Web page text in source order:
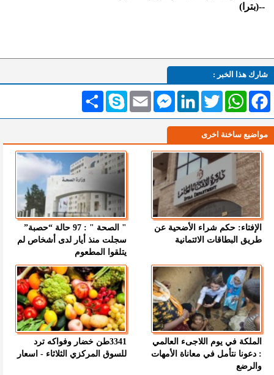
--(بترا)
شارك هذا الخبر :
انشر Skype Email
MessengerLinkedInTwitterWhatsAppFacebook
مواضيع ساخنة اخرى
الإفتاء: حكم شراء الأضحية عن
طريق البطاقات الائتمانية
" الصحة " : 97 حالة “حصبة”
سجلت منذ أيار لدى أشخاص لم
يتلقوا المطعوم
الملكة في يوم اللاجىء العالمي
: دعونا نتأمل في معاناة الأمهات
والرضع
3341طن خضار وفواكه ترد
للسوق المركزي الثلاثاء - اسعار